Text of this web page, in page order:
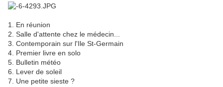
1. En réunion
2. Salle d'attente chez le médecin...
3. Contemporain sur l'Ile St-Germain
4. Premier livre en solo
5. Bulletin météo
6. Lever de soleil
7. Une petite sieste ?